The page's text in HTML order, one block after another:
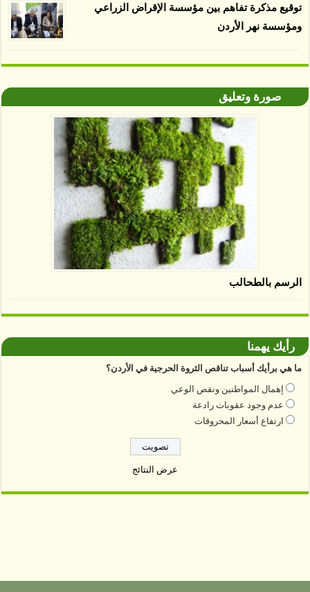
توقيع مذكرة تفاهم بين مؤسسة الإقراض الزراعي
ومؤسسة نهر الأردن
صورة وتعليق
الرسم بالطحالب
رأيك يهمنا
ما هي برأيك أسباب تناقص الثروة الحرجية في الأردن؟
إهمال المواطنين ونقص الوعي
عدم وجود عقوبات رادعة
ارتفاع أسعار المحروقات
عرض النتائج